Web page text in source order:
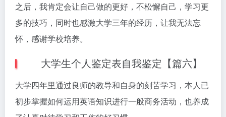
之后，我肯定会让自己做的更好，不松懈自己，学习更
多的技巧，同时也感激大学三年的经历，让我无法忘
怀，感谢学校培养。
大学生个人鉴定表自我鉴定【篇六】
大学四年里通过良师的教导和自身的刻苦学习，本人已
初步掌握如何运用英语知识进行一般商务活动，也养成